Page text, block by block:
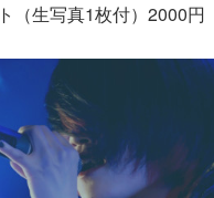
生写真1枚付）2000円